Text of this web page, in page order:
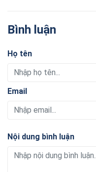
Bình luận
Họ tên
Email
Nội dung bình luận